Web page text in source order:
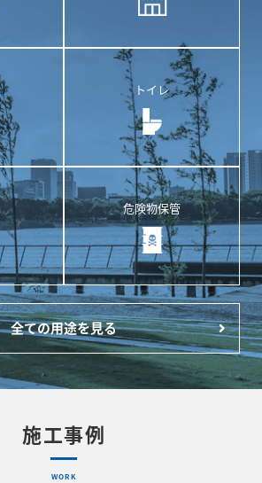
トイレ
危険物保管
全ての用途を見る
施工事例
WORK